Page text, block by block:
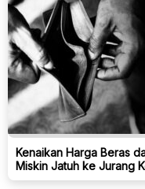
Kenaikan Harga Beras
Miskin Jatuh ke Jurang